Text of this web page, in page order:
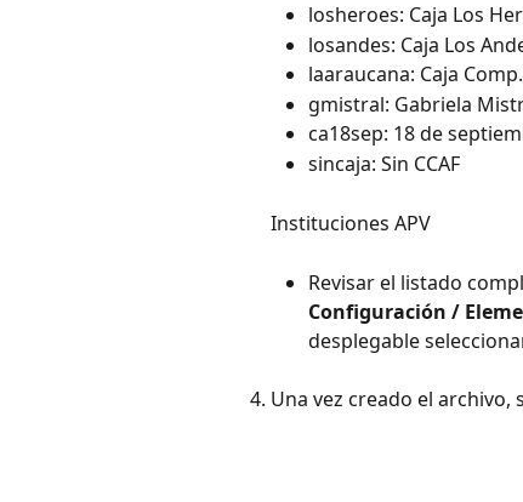
losheroes: Caja Los
losandes: Caja Los
laaraucana: Caja
gmistral: Gabriela
ca18sep: 18 de
sincaja: Sin CCAF
Instituciones APV
Revisar el listado
Configuración /
desplegable
Una vez creado el archivo,